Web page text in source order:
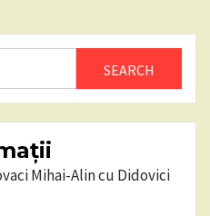
Mihai-Alin cu Didovici